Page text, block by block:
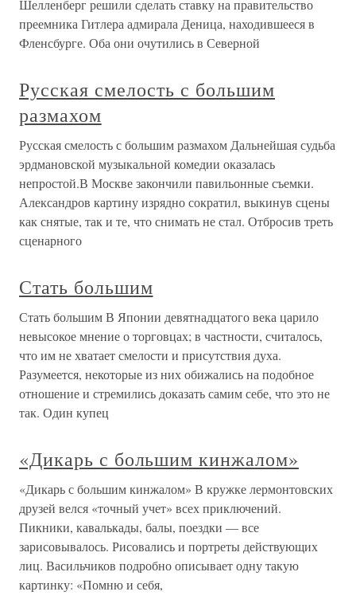
Шелленберг решили сделать ставку на правительство
преемника Гитлера адмирала Деница, находившееся в
Фленсбурге. Оба они очутились в Северной
Русская смелость с большим
размахом
Русская смелость с большим размахом Дальнейшая судьба
эрдмановской музыкальной комедии оказалась
непростой.В Москве закончили павильонные съемки.
Александров картину изрядно сократил, выкинув сцены
как снятые, так и те, что снимать не стал. Отбросив треть
сценарного
Стать большим
Стать большим В Японии девятнадцатого века царило
невысокое мнение о торговцах; в частности, считалось,
что им не хватает смелости и присутствия духа.
Разумеется, некоторые из них обижались на подобное
отношение и стремились доказать самим себе, что это не
так. Один купец
«Дикарь с большим кинжалом»
«Дикарь с большим кинжалом» В кружке лермонтовских
друзей велся «точный учет» всех приключений.
Пикники, кавалькады, балы, поездки — все
зарисовывалось. Рисовались и портреты действующих
лиц. Васильчиков подробно описывает одну такую
картинку: «Помню и себя,